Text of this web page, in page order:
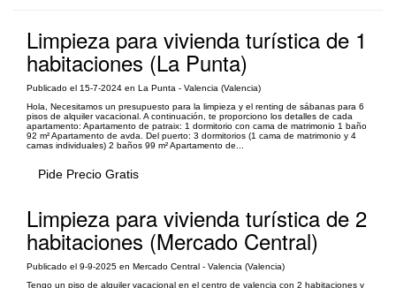
Limpieza para vivienda turística de 1
habitaciones (La Punta)
Publicado el 15-7-2024 en La Punta - Valencia (Valencia)
Hola, Necesitamos un presupuesto para la limpieza y el renting de sábanas para 6
pisos de alquiler vacacional. A continuación, te proporciono los detalles de cada
apartamento: Apartamento de patraix: 1 dormitorio con cama de matrimonio 1 baño
92 m² Apartamento de avda. Del puerto: 3 dormitorios (1 cama de matrimonio y 4
camas individuales) 2 baños 99 m² Apartamento de...
Pide Precio Gratis
Limpieza para vivienda turística de 2
habitaciones (Mercado Central)
Publicado el 9-9-2025 en Mercado Central - Valencia (Valencia)
Tengo un piso de alquiler vacacional en el centro de valencia con 2 habitaciones y